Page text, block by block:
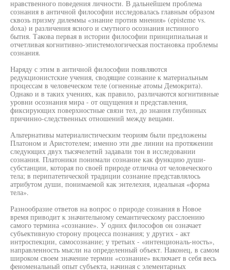
нравственного поведения личности. В дальнейшем проблема
сознания в античной философии исследовалась главным образом
сквозь призму дилеммы «знание против мнения» (episteme vs.
doxa) и различения ясного и смутного осознания истинного
бытия. Такова первая в истории философии принципиальная и
отчетливая когнитивно-эпистемологическая постановка проблемы
сознания.
Наряду с этим в античной философии появляются
редукционистские учения, сводящие сознание к материальным
процессам в человеческом теле (огненные атомы Демокрита).
Однако и в таких учениях, как правило, различаются когнитивные
уровни осознания мира - от ощущения и представления,
фиксирующих поверхностные связи тел, до знания глубинных
причинно-следственных отношений между вещами.
Альтернативы материалистическим теориям были предложены
Платоном и Аристотелем; именно эти две линии на протяжении
следующих двух тысячелетий задавали тон в исследовании
сознания. Платоники понимали сознание как функцию души-
субстанции, которая по своей природе отлична от человеческого
тела; в перипатетической традиции сознание представлялось
атрибутом души, понимаемой как энтелехия, идеальная «форма
тела».
Разнообразие ответов на вопрос о природе сознания в Новое
время приводит к значительному семантическому расслоению
самого термина «сознание». У одних философов он означает
субъективную сторону процесса познания; у других - акт
интроспекции, самосознание; у третьих - «интенциональ-ность»,
направленность мысли на определенный объект. Наконец, в самом
широком своем значение термин «сознание» включает в себя весь
феноменальный опыт субъекта, начиная с элементарных